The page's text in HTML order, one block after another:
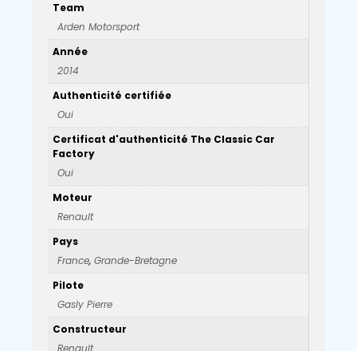
Team
Arden Motorsport
Année
2014
Authenticité certifiée
Oui
Certificat d'authenticité The Classic Car
Factory
Oui
Moteur
Renault
Pays
France, Grande-Bretagne
Pilote
Gasly Pierre
Constructeur